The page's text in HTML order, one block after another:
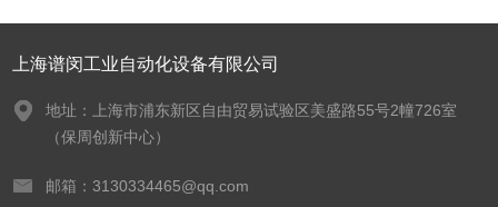
上海谱闵工业自动化设备有限公司
地址：上海市浦东新区自由贸易试验区美盛路55号2幢726室
（保周创新中心）
邮箱：3130334465@qq.com